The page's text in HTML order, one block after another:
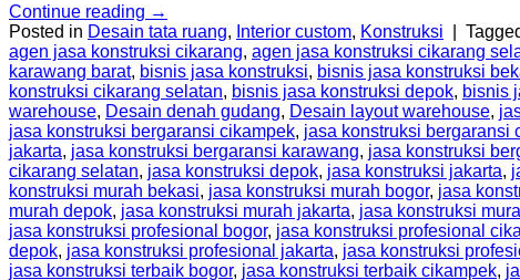
Continue reading →
Posted in Desain tata ruang, Interior custom, Konstruksi
agen jasa konstruksi cikarang, agen jasa konstruksi cikarang
karawang barat, bisnis jasa konstruksi, bisnis jasa konstruksi
konstruksi cikarang selatan, bisnis jasa konstruksi depok, bisnis
warehouse, Desain denah gudang, Desain layout warehouse,
jasa konstruksi bergaransi cikampek, jasa konstruksi bergaransi
jakarta, jasa konstruksi bergaransi karawang, jasa konstruksi
cikarang selatan, jasa konstruksi depok, jasa konstruksi jakarta,
konstruksi murah bekasi, jasa konstruksi murah bogor, jasa
murah depok, jasa konstruksi murah jakarta, jasa konstruksi
jasa konstruksi profesional bogor, jasa konstruksi profesional
depok, jasa konstruksi profesional jakarta, jasa konstruksi
jasa konstruksi terbaik bogor, jasa konstruksi terbaik cikampek,